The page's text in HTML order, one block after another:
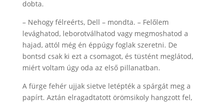
dobta.
– Nehogy félreérts, Dell – mondta. – Felőlem
levághatod, leborotválhatod vagy megmoshatod a
hajad, attól még én éppúgy foglak szeretni. De
bontsd csak ki ezt a csomagot, és tüstént meglátod,
miért voltam úgy oda az első pillanatban.
A fürge fehér ujjak sietve letépték a spárgát meg a
papírt. Aztán elragadtatott örömsikoly hangzott fel,